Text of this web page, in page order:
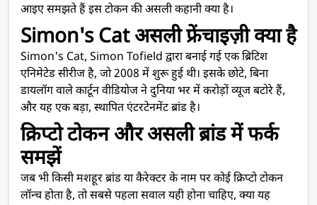
आइए समझते हैं इस टोकन की असली कहानी क्या है।
Simon's Cat असली फ्रेंचाइज़ी क्या है
Simon's Cat, Simon Tofield द्वारा बनाई गई एक ब्रिटिश
एनिमेटेड सीरीज है, जो 2008 में शुरू हुई थी। इसके छोटे, बिना
डायलॉग वाले कार्टून वीडियोज ने दुनिया भर में करोड़ों व्यूज बटोरे हैं,
और यह एक बड़ा, स्थापित एंटरटेनमेंट ब्रांड है।
क्रिप्टो टोकन और असली ब्रांड में फर्क
समझें
जब भी किसी मशहूर ब्रांड या कैरेक्टर के नाम पर कोई क्रिप्टो टोकन
लॉन्च होता है, तो सबसे पहला सवाल यही होना चाहिए, क्या यह